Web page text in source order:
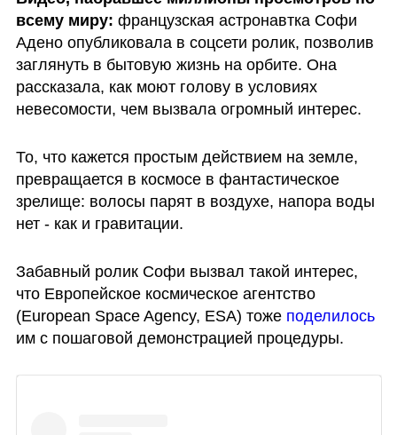
всему миру: французская астронавтка Софи
Адено опубликовала в соцсети ролик, позволив
заглянуть в бытовую жизнь на орбите. Она
рассказала, как моют голову в условиях
невесомости, чем вызвала огромный интерес.
То, что кажется простым действием на земле,
превращается в космосе в фантастическое
зрелище: волосы парят в воздухе, напора воды
нет - как и гравитации.
Забавный ролик Софи вызвал такой интерес,
что Европейское космическое агентство
(European Space Agency, ESA) тоже
поделилось
им с пошаговой демонстрацией процедуры.